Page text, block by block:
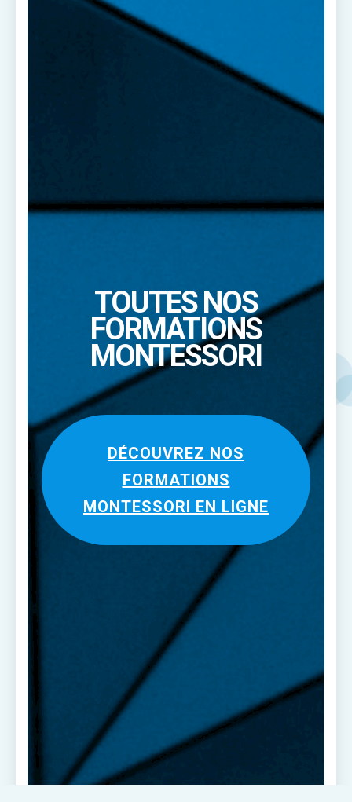
TOUTES NOS
FORMATIONS
MONTESSORI
DÉCOUVREZ NOS
FORMATIONS
MONTESSORI EN LIGNE